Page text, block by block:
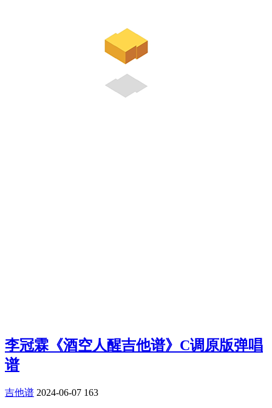
李冠霖《酒空人醒吉他谱》C调原版弹唱
谱
吉他谱 2024-06-07 163